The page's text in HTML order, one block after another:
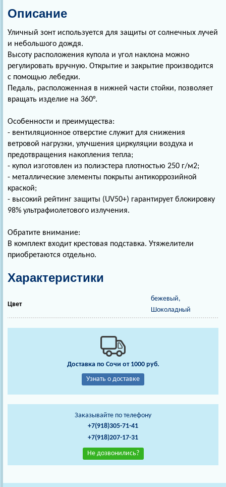
Описание
Уличный зонт используется для защиты от солнечных лучей
и небольшого дождя.
Высоту расположения купола и угол наклона можно
регулировать вручную. Открытие и закрытие производится
с помощью лебедки.
Педаль, расположенная в нижней части стойки, позволяет
вращать изделие на 360°.
Особенности и преимущества:
- вентиляционное отверстие служит для снижения
ветровой нагрузки, улучшения циркуляции воздуха и
предотвращения накопления тепла;
- купол изготовлен из полиэстера плотностью 250 г/м2;
- металлические элементы покрыты антикоррозийной
краской;
- высокий рейтинг защиты (UV50+) гарантирует блокировку
98% ультрафиолетового излучения.
Обратите внимание:
В комплект входит крестовая подставка. Утяжелители
приобретаются отдельно.
Характеристики
Цвет
бежевый,
Шоколадный
Доставка по Сочи от 1000 руб.
Узнать о доставке
Заказывайте по телефону
+7(918)305-71-41
+7(918)207-17-31
Не дозвонились?